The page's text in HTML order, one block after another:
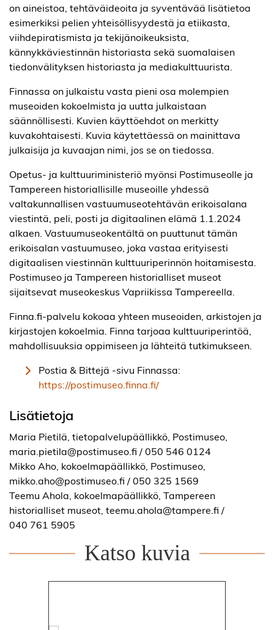
on aineistoa, tehtäväideoita ja syventävää lisätietoa
esimerkiksi pelien yhteisöllisyydestä ja etiikasta,
viihdepiratismista ja tekijänoikeuksista,
kännykkäviestinnän historiasta sekä suomalaisen
tiedonvälityksen historiasta ja mediakulttuurista.
Finnassa on julkaistu vasta pieni osa molempien
museoiden kokoelmista ja uutta julkaistaan
säännöllisesti. Kuvien käyttöehdot on merkitty
kuvakohtaisesti. Kuvia käytettäessä on mainittava
julkaisija ja kuvaajan nimi, jos se on tiedossa.
Opetus- ja kulttuuriministeriö myönsi Postimuseolle ja
Tampereen historiallisille museoille yhdessä
valtakunnallisen vastuumuseotehtävän erikoisalana
viestintä, peli, posti ja digitaalinen elämä 1.1.2024
alkaen. Vastuumuseokentältä on puuttunut tämän
erikoisalan vastuumuseo, joka vastaa erityisesti
digitaalisen viestinnän kulttuuriperinnön hoitamisesta.
Postimuseo ja Tampereen historialliset museot
sijaitsevat museokeskus Vapriikissa Tampereella.
Finna.fi-palvelu kokoaa yhteen museoiden, arkistojen ja
kirjastojen kokoelmia. Finna tarjoaa kulttuuriperintöä,
mahdollisuuksia oppimiseen ja lähteitä tutkimukseen.
Postia & Bittejä -sivu Finnassa:
https://postimuseo.finna.fi/
Lisätietoja
Maria Pietilä, tietopalvelupäällikkö, Postimuseo,
maria.pietila@postimuseo.fi / 050 546 0124
Mikko Aho, kokoelmapäällikkö, Postimuseo,
mikko.aho@postimuseo.fi / 050 325 1569
Teemu Ahola, kokoelmapäällikkö, Tampereen
historialliset museot, teemu.ahola@tampere.fi /
040 761 5905
Katso kuvia